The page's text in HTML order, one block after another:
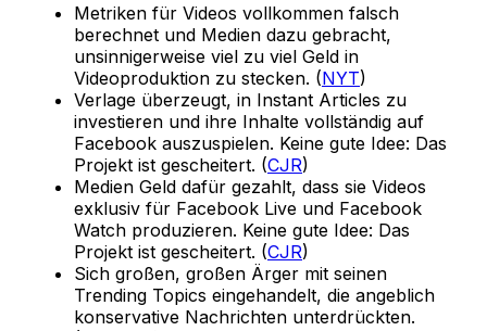
Metriken für Videos vollkommen falsch
berechnet und Medien dazu gebracht,
unsinnigerweise viel zu viel Geld in
Videoproduktion zu stecken. (NYT)
Verlage überzeugt, in Instant Articles zu
investieren und ihre Inhalte vollständig auf
Facebook auszuspielen. Keine gute Idee: Das
Projekt ist gescheitert. (CJR)
Medien Geld dafür gezahlt, dass sie Videos
exklusiv für Facebook Live und Facebook
Watch produzieren. Keine gute Idee: Das
Projekt ist gescheitert. (CJR)
Sich großen, großen Ärger mit seinen
Trending Topics eingehandelt, die angeblich
konservative Nachrichten unterdrückten.